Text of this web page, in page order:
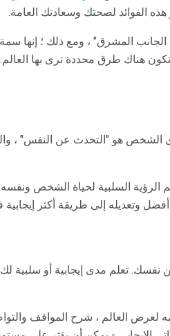
الفوائد لصحتك وسعادتك العامة.
الجانب المشرق" ، ومع ذلك ؛ إنها
هناك طرق محددة ترى بها
الشخص هو "التحدث عن النفس" ،
الرؤية السلبية لحياة الشخص
وتعديله إلى طريقة أكثر
تعلم مدى إيجابية أو سلبية
لعرض العالم ، شرح المواقف